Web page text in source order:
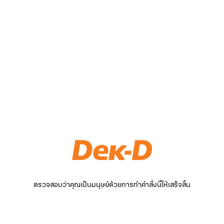
ตรวจสอบว่าคุณเป็นมนุษย์ด้วยการทำคำสั่งนี้ให้เสร็จสิ้น